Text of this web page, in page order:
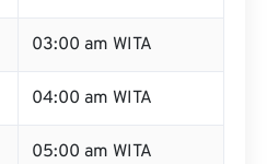
03:00 am WITA
04:00 am WITA
05:00 am WITA